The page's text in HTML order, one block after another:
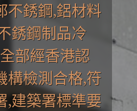
不銹鋼,鋁材料
銹鋼制品冷
部經香港認
構檢測合格,符
,建築署標準要
不銹鋼,鋁材料
銹鋼制品冷
部經香港認
構檢測合格,符
,建築署標準要